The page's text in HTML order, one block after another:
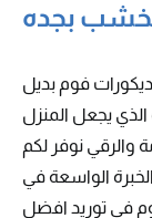
بجده
فوم بديل
يجعل المنزل
والرقي نوفر لكم
الواسعة في
في توريد افضل